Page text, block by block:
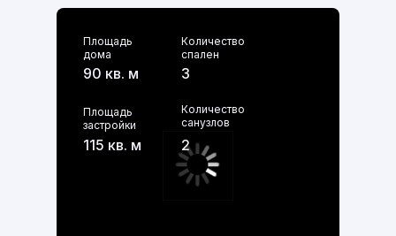
Площадь
дома
90 кв. м
Количество
спален
3
Количество
санузлов
2
Площадь
застройки
115 кв. м